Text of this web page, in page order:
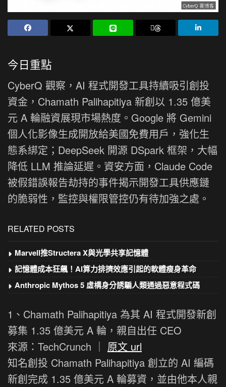
今日重點
CyberQ 觀察，AI 程式開發工具持續吸引創投
資金，Chamath Palihapitiya 新創以 1.35 億美
元 A 輪融資展現市場熱度。Google 將 Gemini
個人化影像生成開放給美國免費用戶，強化生
態系綁定；DeepSeek 開源 DSpark 框架，大幅
降低 LLM 推論延遲。資安方面，Claude Code
被假錯誤報告劫持的事件揭示開發工具供應鏈
的脆弱性，監控與權限管控仍有待加強之處。
RELATED POSTS
Marvell推Structera X與光學共享記憶體
記憶體成本狂飆！AI算力排擠效應引起的軟體瘦身革命
Anthropic Mythos 5 虛構身分誘騙人類通過惡意程式碼
1、Chamath Palihapitiya 為其 AI 程式開發新創
募集 1.35 億美元 A 輪，親自出任 CEO
來源：TechCrunch ｜ 原文 url
知名創投 Chamath Palihapitiya 創立的 AI 編碼
新創完成 1.35 億美元 A 輪募資，並由他本人親